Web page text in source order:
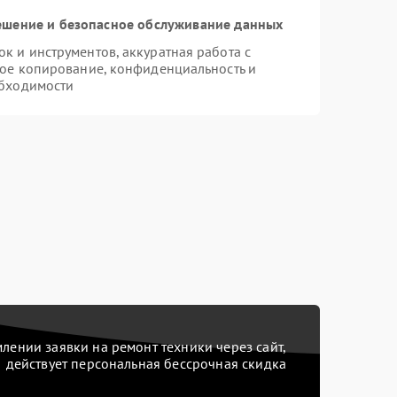
и безопасное обслуживание данных
инструментов, аккуратная работа с
копирование, конфиденциальность и
заявки на ремонт техники через сайт,
действует персональная бессрочная скидка